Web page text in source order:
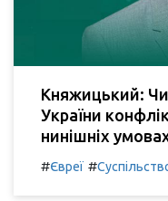
Княжицький:
України
нинішніх
#Євреї #